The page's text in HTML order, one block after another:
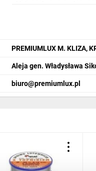
PREMIUMLUX M. KLIZA,
Aleja gen. Władysława
biuro@premiumlux.pl